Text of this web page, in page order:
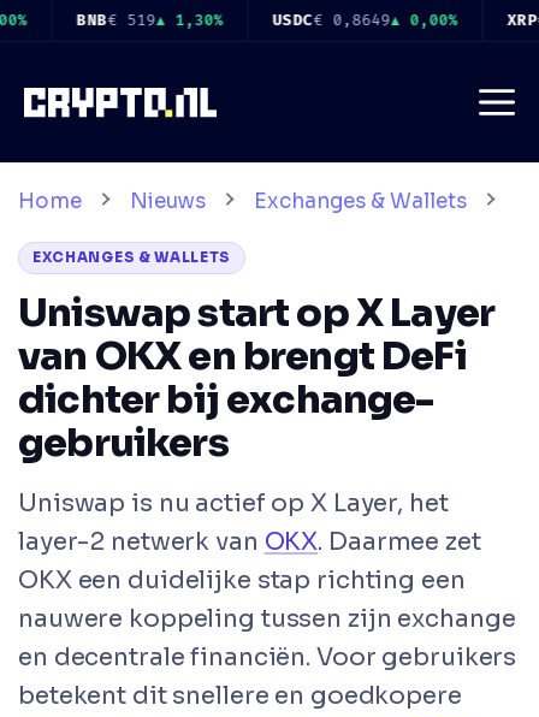
Ga
inhoud
▲ 0,00% XRP€ 0,8974▲ 0,20% SOL€ 66,11 ▲
Home Nieuws Exchanges & Wallets
EXCHANGES & WALLETS
Uniswap start op X Layer
van OKX en brengt DeFi
dichter bij exchange-
gebruikers
Uniswap is nu actief op X Layer, het
layer-2 netwerk van OKX. Daarmee zet
OKX een duidelijke stap richting een
nauwere koppeling tussen zijn exchange
en decentrale financiën. Voor gebruikers
betekent dit snellere en goedkopere